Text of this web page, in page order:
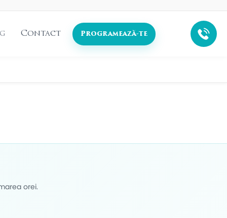
Contact Programează-te
orei.